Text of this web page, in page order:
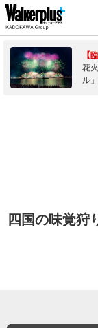
【
花
ル
四国の味覚狩